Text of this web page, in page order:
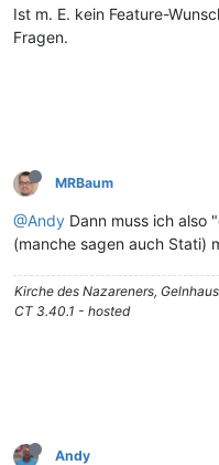
Ist m. E. kein Feature-
Fragen.
MRBaum
@Andy Dann muss ich also
(manche sagen auch Stati)
Kirche des Nazareners,
CT 3.40.1 - hosted
Andy